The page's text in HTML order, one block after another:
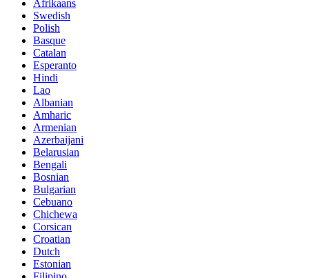
Afrikaans
Swedish
Polish
Basque
Catalan
Esperanto
Hindi
Lao
Albanian
Amharic
Armenian
Azerbaijani
Belarusian
Bengali
Bosnian
Bulgarian
Cebuano
Chichewa
Corsican
Croatian
Dutch
Estonian